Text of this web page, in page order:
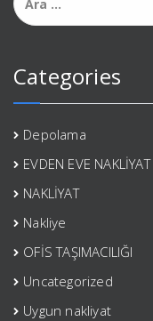
Categories
Depolama
EVDEN EVE NAKLİYAT
NAKLİYAT
Nakliye
OFİS TAŞIMACILIĞI
Uncategorized
Uygun nakliyat